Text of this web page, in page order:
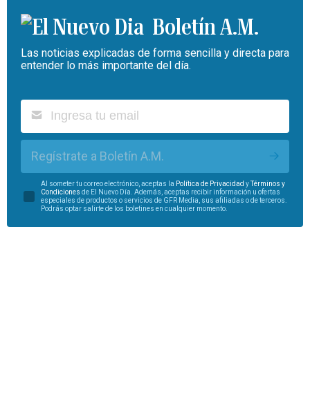
Boletín A.M.
Las noticias explicadas de forma sencilla y directa para
entender lo más importante del día.
Regístrate a Boletín A.M.
Al someter tu correo electrónico, aceptas la Política de Privacidad yTérminos y
Condiciones de El Nuevo Día. Además, aceptas recibir información u ofertas
especiales de productos o servicios de GFR Media, sus afiliadas o de terceros.
Podrás optar salirte de los boletines en cualquier momento.